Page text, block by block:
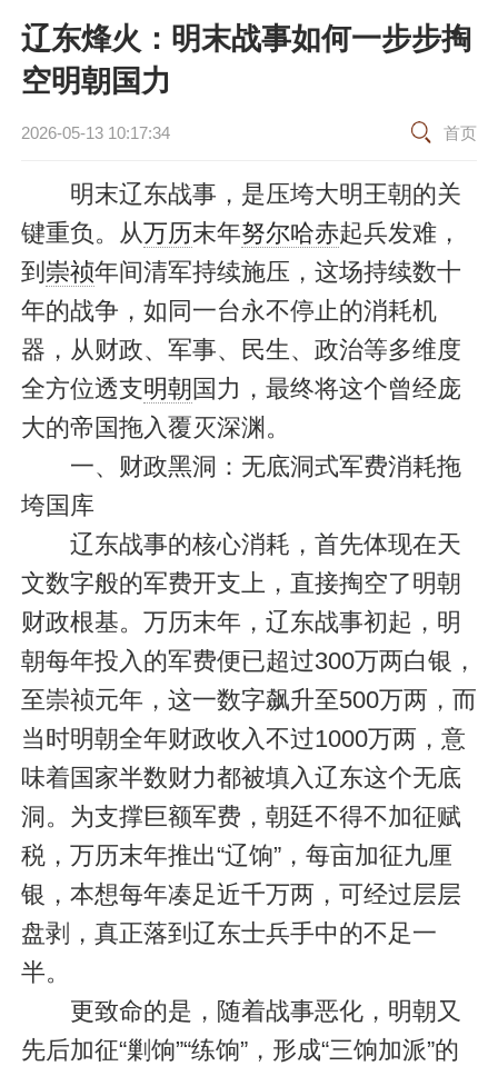
辽东烽火：明末战事如何一步步掏
空明朝国力
2026-05-13 10:17:34 首页
明末辽东战事，是压垮大明王朝的关
键重负。从万历末年努尔哈赤起兵发难，
到 崇祯年间清军持续施压，这场持续数十
年的战争，如同一台永不停止的消耗机
器，从财政、军事、民生、政治等多维度
全方位透支明朝国力，最终将这个曾经庞
大的帝国拖入覆灭深渊。
一、财政黑洞：无底洞式军费消耗拖
垮国库
辽东战事的核心消耗，首先体现在天
文数字般的军费开支上，直接掏空了明朝
财政根基。万历末年，辽东战事初起，明
朝每年投入的军费便已超过300万两白银，
至崇祯元年，这一数字飙升至500万两，而
当时明朝全年财政收入不过1000万两，意
味着国家半数财力都被填入辽东这个无底
洞。为支撑巨额军费，朝廷不得不加征赋
税，万历末年推出“辽饷”，每亩加征九厘
银，本想每年凑足近千万两，可经过层层
盘剥，真正落到辽东士兵手中的不足一
半。
更致命的是，随着战事恶化，明朝又
先后加征“剿饷”“练饷”，形成“三饷加派”的